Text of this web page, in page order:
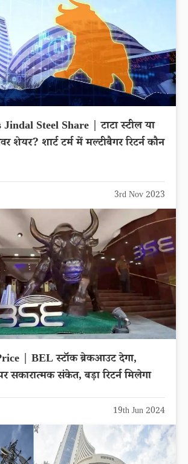
Steel Share | टाटा स्टील या
शेयर? शार्ट टर्म में मल्टीबैगर रिटर्न कौन
3rd Nov 2023
| BEL स्टॉक ब्रेकआउट देगा,
सकारात्मक संकेत, बड़ा रिटर्न मिलेगा
19th Jun 2024